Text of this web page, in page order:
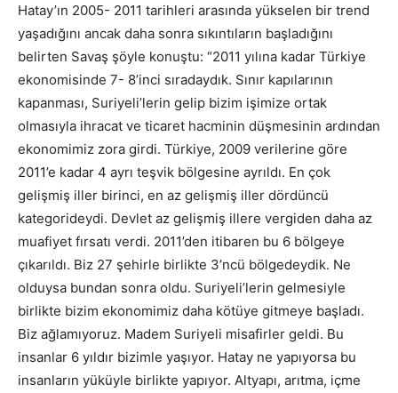
Hatay’ın 2005- 2011 tarihleri arasında yükselen bir trend
yaşadığını ancak daha sonra sıkıntıların başladığını
belirten Savaş şöyle konuştu: “2011 yılına kadar Türkiye
ekonomisinde 7- 8’inci sıradaydık. Sınır kapılarının
kapanması, Suriyeli’lerin gelip bizim işimize ortak
olmasıyla ihracat ve ticaret hacminin düşmesinin ardından
ekonomimiz zora girdi. Türkiye, 2009 verilerine göre
2011’e kadar 4 ayrı teşvik bölgesine ayrıldı. En çok
gelişmiş iller birinci, en az gelişmiş iller dördüncü
kategorideydi. Devlet az gelişmiş illere vergiden daha az
muafiyet fırsatı verdi. 2011’den itibaren bu 6 bölgeye
çıkarıldı. Biz 27 şehirle birlikte 3’ncü bölgedeydik. Ne
olduysa bundan sonra oldu. Suriyeli’lerin gelmesiyle
birlikte bizim ekonomimiz daha kötüye gitmeye başladı.
Biz ağlamıyoruz. Madem Suriyeli misafirler geldi. Bu
insanlar 6 yıldır bizimle yaşıyor. Hatay ne yapıyorsa bu
insanların yüküyle birlikte yapıyor. Altyapı, arıtma, içme